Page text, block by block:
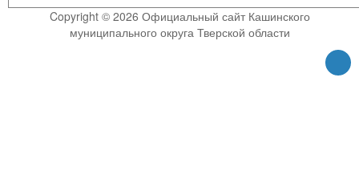
Copyright © 2026 Официальный сайт Кашинского
муниципального округа Тверской области